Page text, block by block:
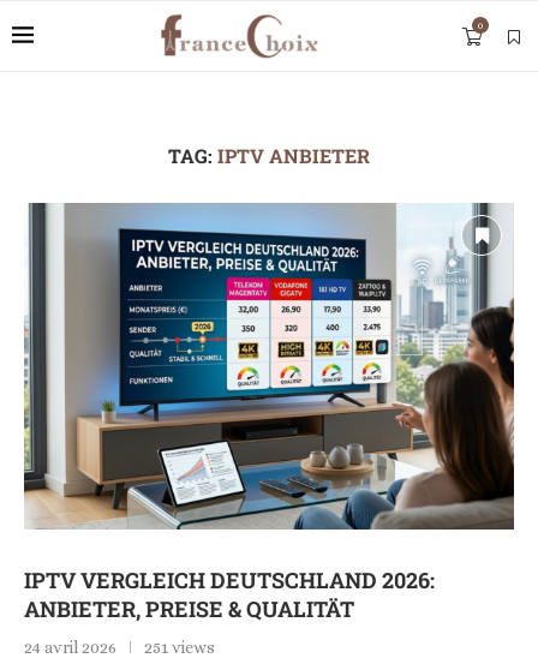
0
TAG: IPTV ANBIETER
IPTV VERGLEICH DEUTSCHLAND 2026:
ANBIETER, PREISE & QUALITÄT
24 avril 2026 251 views